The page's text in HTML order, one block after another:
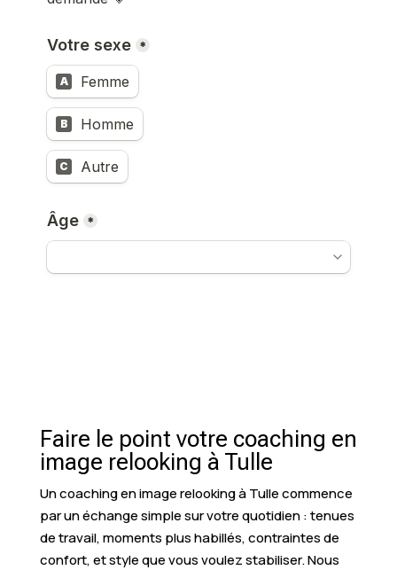
Faire le point votre coaching en
image relooking à Tulle
Un coaching en image relooking à Tulle commence
par un échange simple sur votre quotidien : tenues
de travail, moments plus habillés, contraintes de
confort, et style que vous voulez stabiliser. Nous